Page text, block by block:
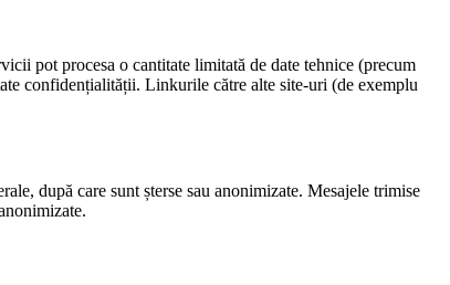
pot procesa o cantitate limitată de date tehnice (precum
confidențialității. Linkurile către alte site‑uri (de exemplu
după care sunt șterse sau anonimizate. Mesajele trimise